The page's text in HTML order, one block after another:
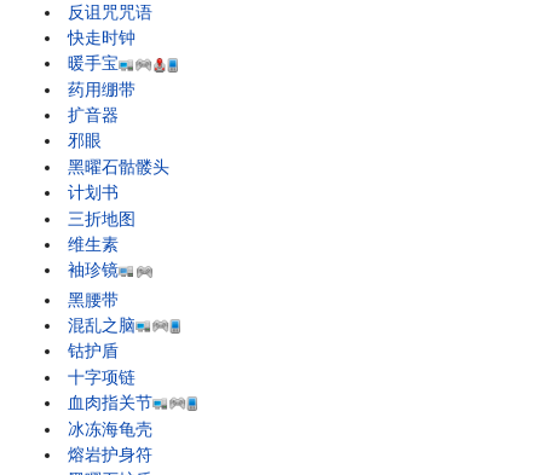
反诅咒咒语
快走时钟
暖手宝
药用绷带
扩音器
邪眼
黑曜石骷髅头
计划书
三折地图
维生素
袖珍镜
黑腰带
混乱之脑
钴护盾
十字项链
血肉指关节
冰冻海龟壳
熔岩护身符